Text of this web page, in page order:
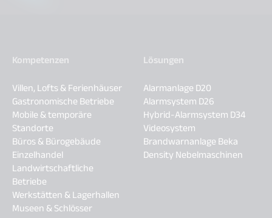
Kompetenzen
Villen, Lofts & Ferienhäuser
Gastronomische Betriebe
Mobile & temporäre
Standorte
Büros & Bürogebäude
Einzelhandel
Landwirtschaftliche
Betriebe
Werkstätten & Lagerhallen
Museen & Schlösser
Lösungen
Alarmanlage D20
Alarmsystem D26
Hybrid-Alarmsystem D34
Videosystem
Brandwarnanlage Beka
Density Nebelmaschinen